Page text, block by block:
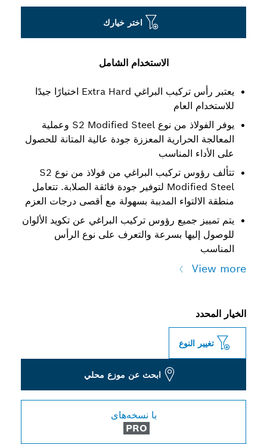
الاستخدام الشامل
يعتبر رأس تركيب البراغي Extra Hard اختيارًا جيدًا
للاستخدام العام
يوفر الفولاذ من نوع S2 Modified Steel وعملية
المعالجة الحرارية المعززة جودة عالية المتانة للحصول
على الأداء المناسب
تتألف رؤوس تركيب البراغي من فولاذ من نوع S2
Modified Steel لتوفير جودة فائقة الصلابة. تتعامل
منطقة الالتواء المدببة بسهولة مع أقصى درجات العزم
يتم تمييز جميع رؤوس تركيب البراغي عن تكويد الألوان
للوصول إليها بسرعة والتعرف على نوع الرأس
المناسب
View more
اختر خيارك
الخيار المحدد
تغيير النوع
ابحث عن موزع محلي
با نسخه‌های
PRO